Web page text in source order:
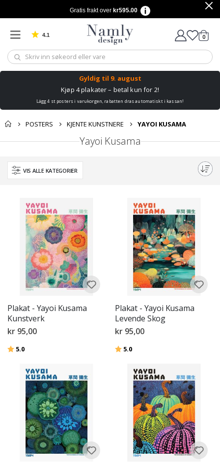
Gratis frakt over kr595.00
4.1 Basert på 1029 stemmer 0varer
Gyldig til 9. august
Kjøp 4 plakater – betal kun for 2!
Lägg 4 st posters i varukorgen, rabatten dras automatiskt i kassan!
POSTERS KJENTE KUNSTNERE YAYOI KUSAMA
Yayoi Kusama
VIS ALLE KATEGORIER
Plakat - Yayoi Kusama
Kunstverk
kr 95,00
Karakter:
5.0
Plakat - Yayoi Kusama
Levende Skog
kr 95,00
Karakter:
5.0